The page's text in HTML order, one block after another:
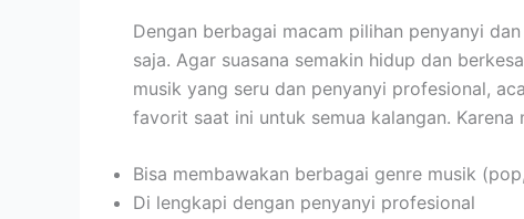
Dengan berbagai macam pilihan penyanyi
saja. Agar suasana semakin hidup dan
musik yang seru dan penyanyi profesional,
favorit saat ini untuk semua kalangan. Karena
Bisa membawakan berbagai genre musik
Di lengkapi dengan penyanyi profesional